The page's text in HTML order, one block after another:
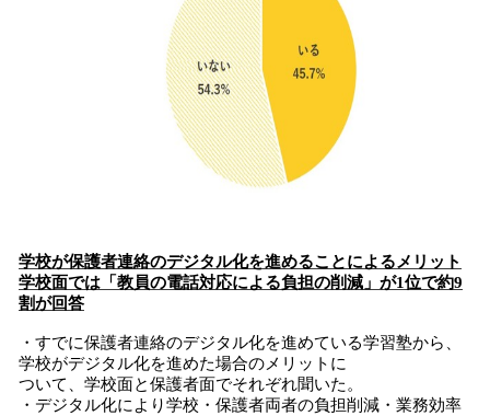
学校が保護者連絡のデジタル化を進めることによるメリット
学校面では 「教員の電話対応による負担の削減」 が1位で約9
割が回答
・すでに保護者連絡のデジタル化を進めている学習塾から、
学校がデジタル化を進めた場合のメリットに
ついて、学校面と保護者面でそれぞれ聞いた。
・デジタル化により学校・保護者両者の負担削減・業務効率